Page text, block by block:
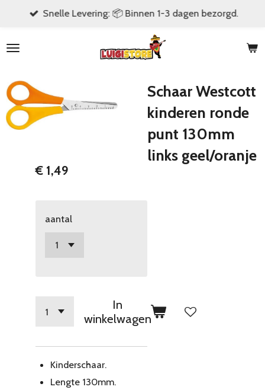
naar
hoofdinhoud
Snelle Levering: 📦 Binnen 1-3 dagen bezorgd.
Schaar Westcott
kinderen ronde
punt 130mm
links geel/oranje
€ 1,49
aantal
In
winkelwagen
Kinderschaar.
Lengte 130mm.